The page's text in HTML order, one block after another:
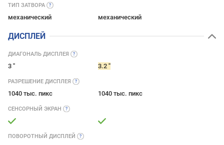
ТИП ЗАТВОРА
механический механический
ДИСПЛЕЙ
ДИАГОНАЛЬ ДИСПЛЕЯ
3 '' 3.2 ''
РАЗРЕШЕНИЕ ДИСПЛЕЯ
1040 тыс. пикс 1040 тыс. пикс
СЕНСОРНЫЙ ЭКРАН
ПОВОРОТНЫЙ ДИСПЛЕЙ